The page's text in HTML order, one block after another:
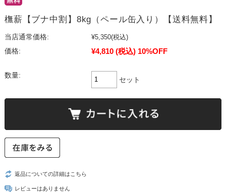
橅薪【ブナ中割】8kg（ペール缶入り）【送料無料】
当店通常価格: ¥5,350(税込)
価格:
¥4,810 (税込) 10%OFF
数量:
セット
返品についての詳細はこちら
レビューはありません